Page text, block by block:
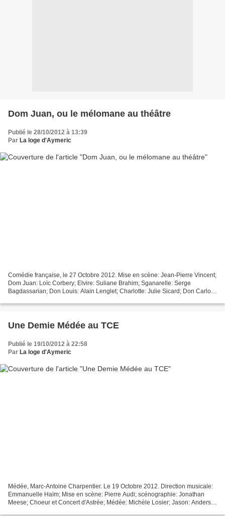
Dom Juan, ou le mélomane au théâtre
Publié le 28/10/2012 à 13:39
Par La loge d'Aymeric
Comédie française, le 27 Octobre 2012. Mise en scène: Jean-Pierre Vincent;
Dom Juan: Loïc Corbery; Elvire: Suliane Brahim; Sganarelle: Serge
Bagdassarian; Don Louis: Alain Lenglet; Charlotte: Julie Sicard; Don Carlos:
Une Demie Médée au TCE
Publié le 19/10/2012 à 22:58
Par La loge d'Aymeric
Médée, Marc-Antoine Charpentier. Le 19 Octobre 2012. Direction musicale:
Emmanuelle Haïm; Mise en scène: Pierre Audi; scénographie: Jonathan
Meese; Choeur et Concert d'Astrée; Médée: Michèle Losier; Jason: Anders